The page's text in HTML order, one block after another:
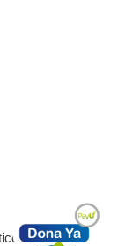
y principios